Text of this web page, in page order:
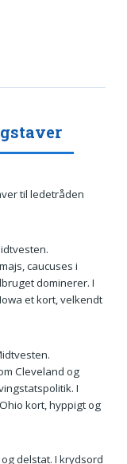
til ledetråden
caucuses i
dominerer. I
et kort, velkendt
Cleveland og
I
kort, hyppigt og
delstat. I krydsord